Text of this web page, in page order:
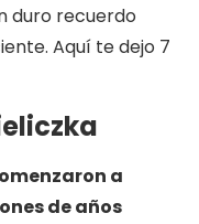
duro recuerdo
Aquí te dejo 7
a
de años